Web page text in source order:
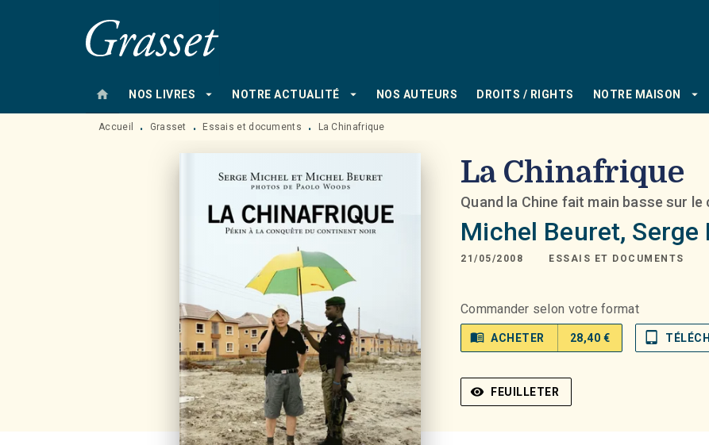
MENU RECHERCHE
home NOS LIVRES arrow_drop_down NOTRE ACTUALITÉ arrow_drop_down NOS AUTEURS DROITS / RIGHTS NOTRE MAISON arrow_drop_down
Accueil • Grasset • Essais et documents • La Chinafrique
La Chinafrique
Quand la Chine fait main basse sur
Michel Beuret, Serge
21/05/2008 ESSAIS ET DOCUMENTS
Commander selon votre format
menu_book ACHETER 28,40 € tablet_mac
visibility FEUILLETER